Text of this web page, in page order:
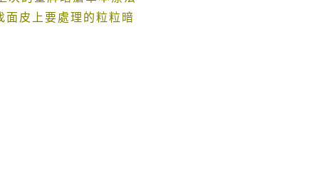
面皮上要處理的粒粒暗